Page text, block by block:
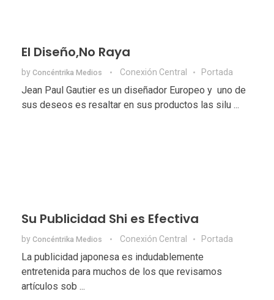
El Diseño,No Raya
by Concéntrika Medios Conexión Central Portada
Jean Paul Gautier es un diseñador Europeo y uno de
sus deseos es resaltar en sus productos las silu ...
Su Publicidad Shi es Efectiva
by Concéntrika Medios Conexión Central Portada
La publicidad japonesa es indudablemente
entretenida para muchos de los que revisamos
artículos sob ...